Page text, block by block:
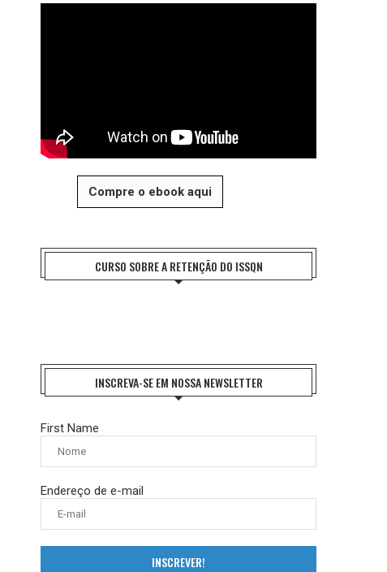
Compre o ebook aqui
CURSO SOBRE A RETENÇÃO DO ISSQN
INSCREVA-SE EM NOSSA NEWSLETTER
First Name
Endereço de e-mail
INSCREVER!